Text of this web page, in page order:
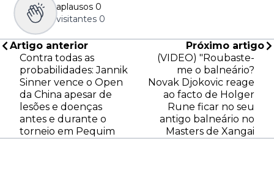
aplausos 0
visitantes 0
Artigo anterior
Contra todas as
probabilidades: Jannik
Sinner vence o Open
da China apesar de
lesões e doenças
antes e durante o
torneio em Pequim
Próximo artigo
(VIDEO) "Roubaste-
me o balneário?
Novak Djokovic reage
ao facto de Holger
Rune ficar no seu
antigo balneário no
Masters de Xangai